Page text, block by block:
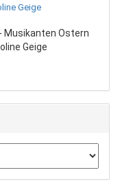
Musikanten Ostern
Geige